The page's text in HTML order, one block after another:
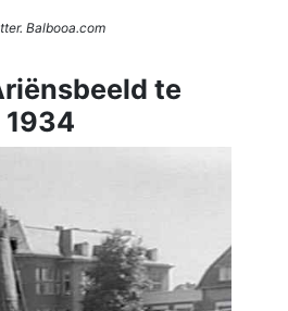
Balbooa.com
te
1934